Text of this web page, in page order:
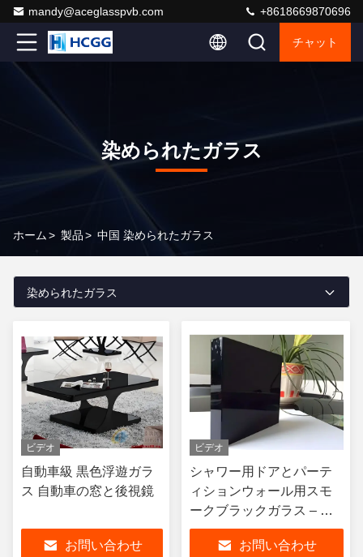
mandy@aceglasspvb.com +8618669870696
チャット
染められたガラス
ホーム> 製品> 中国 染められたガラス
染められたガラス
ビデオ
自動車級 黒色浮遊ガラ
ス 自動車の窓と後視鏡
お問い合わせ
ビデオ
シャワー用ドアとパーテ
ィションウォール用スモ
ークブラックガラス – カ
スタムサイズ
お問い合わせ